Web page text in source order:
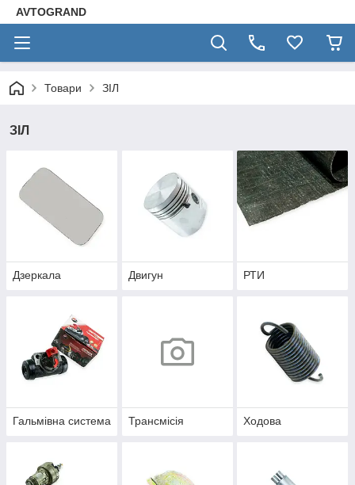
AVTOGRAND
Товари ЗІЛ
ЗІЛ
Дзеркала Двигун РТИ
Гальмівна система Трансмісія Ходова